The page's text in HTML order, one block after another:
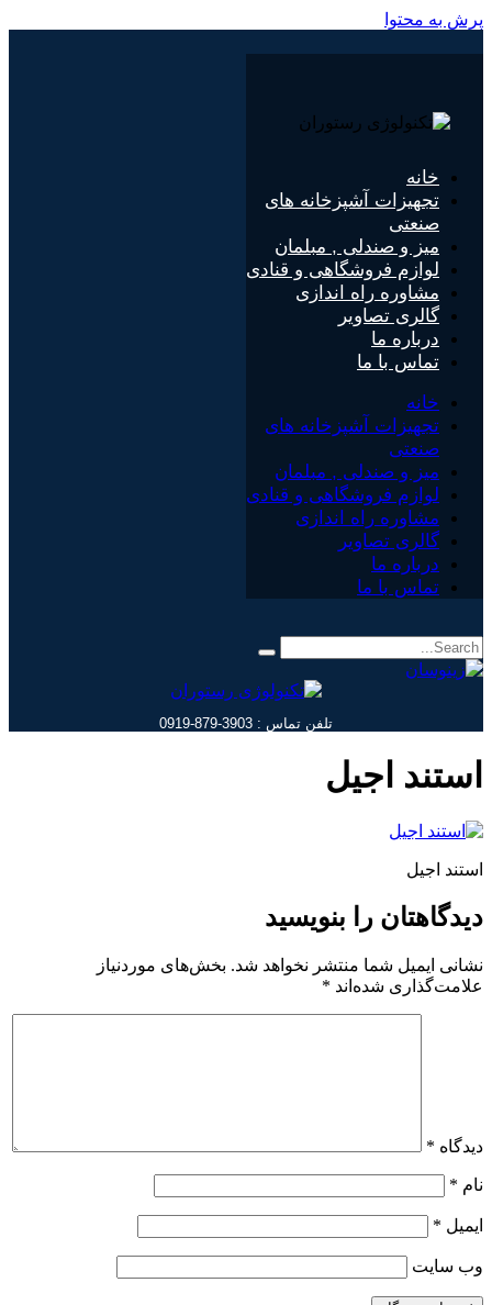
پرش به محتوا
خانه
تجهیزات آشپزخانه های
صنعتی
میز و صندلی , مبلمان
لوازم فروشگاهی و قنادی
مشاوره راه اندازی
گالری تصاویر
درباره ما
تماس با ما
خانه
تجهیزات آشپزخانه های
صنعتی
میز و صندلی , مبلمان
لوازم فروشگاهی و قنادی
مشاوره راه اندازی
گالری تصاویر
درباره ما
تماس با ما
تلفن تماس : 3903-879-0919
استند اجیل
استند اجیل
دیدگاهتان را بنویسید
نشانی ایمیل شما منتشر نخواهد شد. بخش‌های موردنیاز
علامت‌گذاری شده‌اند *
دیدگاه *
نام *
ایمیل *
وب‌ سایت